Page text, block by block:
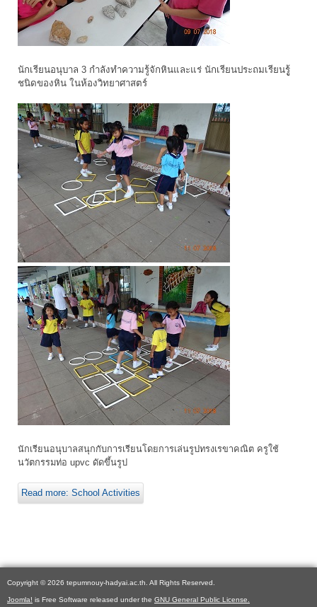
นักเรียนอนุบาล 3 กำลังทำความรู้จักหินและแร่ นักเรียนประถมเรียนรูู้
ชนิดของหิน ในห้องวิทยาศาสตร์
นักเรียนอนุบาลสนุกกับการเรียนโดยการเล่นรูปทรงเรขาคณิต ครูใช้
นวัตกรรมท่อ upvc ดัดขึ้นรูป
Read more: School Activities
Copyright © 2026 tepumnouy-hadyai.ac.th. All Rights Reserved.
Joomla! is Free Software released under the GNU General Public License.